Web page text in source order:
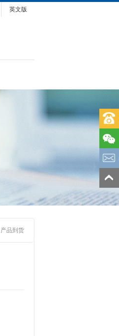
英文版
产品到货